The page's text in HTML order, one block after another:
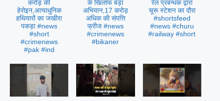
करोड़ की
हेरोइन,अत्याधुनिक
हथियारों का जखीरा
पकड़ा #news
#short
#crimenews
#pak #ind
के खिलाफ बड़ा
अभियान,17 करोड़
अधिक की संपत्ति
फ्रीज #news
#crimenews
#bikaner
रेल प्रबन्धक द्वारा
चूरू स्टेशन का दौरा
#shortsfeed
#news #churu
#railway #short